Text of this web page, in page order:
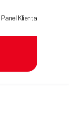
Panel Klienta